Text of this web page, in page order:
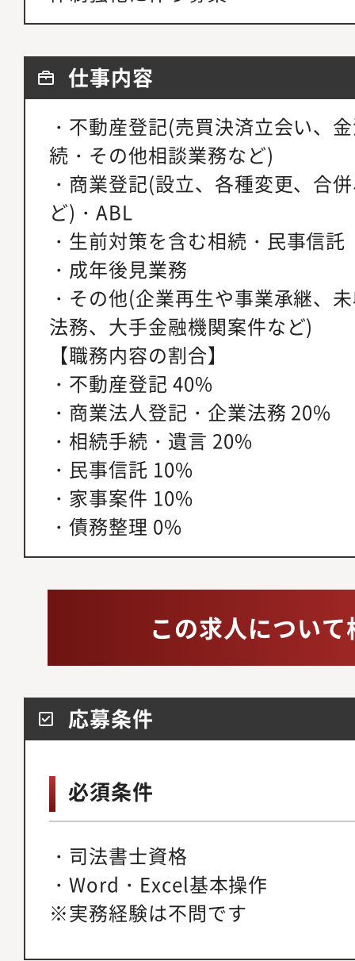
仕事内容
・不動産登記(売買決済立会い、
続・その他相談業務など)
・商業登記(設立、各種変更、合
ど)・ABL
・生前対策を含む相続・民事信託
・成年後見業務
・その他(企業再生や事業承継、
法務、大手金融機関案件など)
【職務内容の割合】
・不動産登記 40%
・商業法人登記・企業法務 20%
・相続手続・遺言 20%
・民事信託 10%
・家事案件 10%
・債務整理 0%
この求人につい
応募条件
必須条件
・司法書士資格
・Word・Excel基本操作
※実務経験は不問です